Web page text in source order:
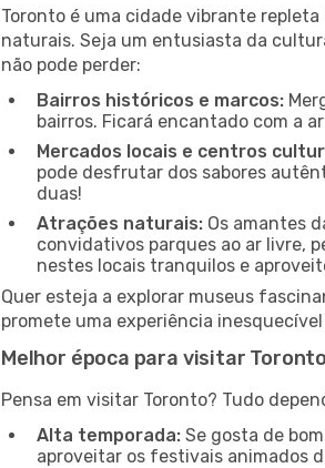
Toronto é uma cidade vibrante
naturais. Seja um entusiasta da
não pode perder:
Bairros históricos e marcos:
bairros. Ficará encantado com a
Mercados locais e centros
pode desfrutar dos sabores
duas!
Atrações naturais: Os amantes
convidativos parques ao ar livre,
nestes locais tranquilos e
Quer esteja a explorar museus
promete uma experiência
Melhor época para visitar Toronto
Pensa em visitar Toronto? Tudo
Alta temporada: Se gosta de
aproveitar os festivais animados